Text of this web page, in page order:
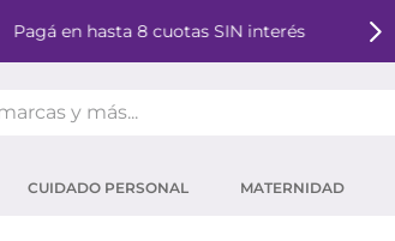
Pagá en hasta 8 cuotas SIN interés
CUIDADO PERSONAL MATERNIDAD